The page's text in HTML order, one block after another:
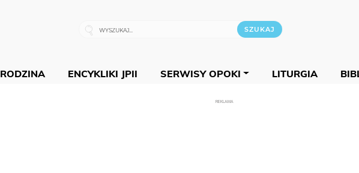
RODZINA ENCYKLIKI JPII SERWISY OPOKI LITURGIA
REKLAMA